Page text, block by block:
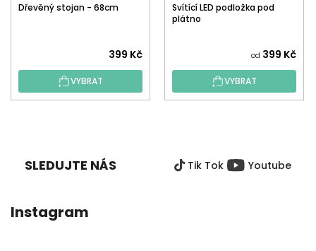
Dřevěný stojan - 68cm
399 Kč
VYBRAT
Svítící LED podložka pod
plátno
od 399 Kč
VYBRAT
SLEDUJTE NÁS Tik Tok Youtube
Instagram